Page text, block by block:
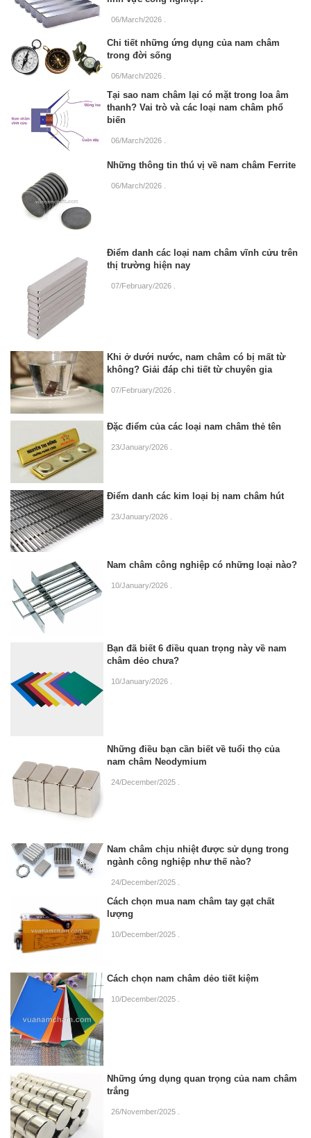
06/March/2026
Chi tiết những ứng dụng của nam châm
trong đời sống
06/March/2026
Tại sao nam châm lại có mặt trong loa âm
thanh? Vai trò và các loại nam châm phổ
biến
06/March/2026
Những thông tin thú vị về nam châm Ferrite
06/March/2026 .
Điểm danh các loại nam châm vĩnh cửu trên
thị trường hiện nay
07/February/2026
Khi ở dưới nước, nam châm có bị mất từ
không? Giải đáp chi tiết từ chuyên gia
07/February/2026
Đặc điểm của các loại nam châm thẻ tên
23/January/2026
Điểm danh các kim loại bị nam châm hút
23/January/2026
Nam châm công nghiệp có những loại nào?
10/January/2026
Bạn đã biết 6 điều quan trọng này về nam
châm dẻo chưa?
10/January/2026
Những điều bạn cần biết về tuổi thọ của
nam châm Neodymium
24/December/2025
Nam châm chịu nhiệt được sử dụng trong
ngành công nghiệp như thế nào?
24/December/2025
Cách chọn mua nam châm tay gạt chất
lượng
10/December/2025
Cách chọn nam châm dẻo tiết kiệm
10/December/2025
Những ứng dụng quan trọng của nam châm
trắng
26/November/2025